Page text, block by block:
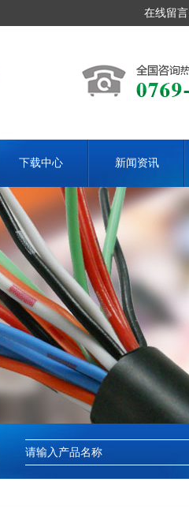
在线留言
下载中心 新闻资讯